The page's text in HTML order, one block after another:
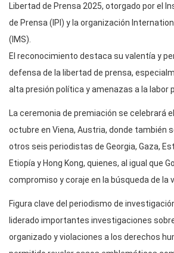
Libertad de Prensa 2025, otorgado por el
de Prensa (IPI) y la organización
(IMS).
El reconocimiento destaca su valentía y
defensa de la libertad de prensa,
alta presión política y amenazas a la labor
La ceremonia de premiación se celebrará
octubre en Viena, Austria, donde también
otros seis periodistas de Georgia, Gaza,
Etiopía y Hong Kong, quienes, al igual que
compromiso y coraje en la búsqueda de la
Figura clave del periodismo de
liderado importantes investigaciones
organizado y violaciones a los derechos